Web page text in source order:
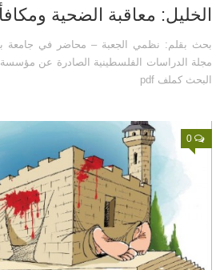
الخليل: معاقبة الضحية
بحث بقلم: نظمي الجعبة – محاضر في جامعة
مجلة الدراسات الفلسطينية الصادرة عن
البحث كملف pdf
0